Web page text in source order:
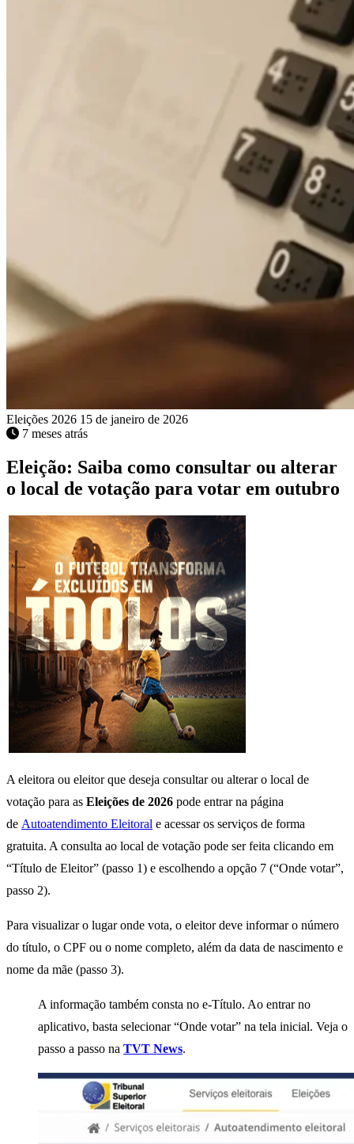
Eleições 2026 15 de janeiro de 2026
7 meses atrás
Eleição: Saiba como consultar ou alterar
o local de votação para votar em outubro
A eleitora ou eleitor que deseja consultar ou alterar o local de
votação para as Eleições de 2026 pode entrar na página
de Autoatendimento Eleitoral e acessar os serviços de forma
gratuita. A consulta ao local de votação pode ser feita clicando em
“Título de Eleitor” (passo 1) e escolhendo a opção 7 (“Onde votar”,
passo 2).
Para visualizar o lugar onde vota, o eleitor deve informar o número
do título, o CPF ou o nome completo, além da data de nascimento e
nome da mãe (passo 3).
A informação também consta no e-Título. Ao entrar no
aplicativo, basta selecionar “Onde votar” na tela inicial. Veja o
passo a passo na TVT News.